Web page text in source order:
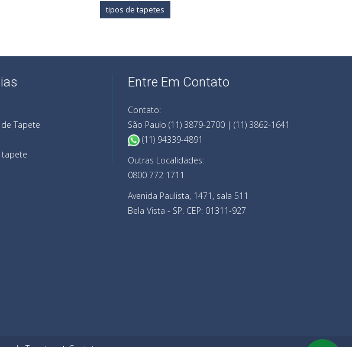
tipos de tapetes
Tapete
tapete
Entre Em Contato
Contato:
São Paulo (11) 3879-2700 | (11) 3862-1641
(11) 94339-4891
Outras Localidades:
0800 772 1711
Avenida Paulista, 1471, sala 511
Bela Vista - SP. CEP: 01311-927